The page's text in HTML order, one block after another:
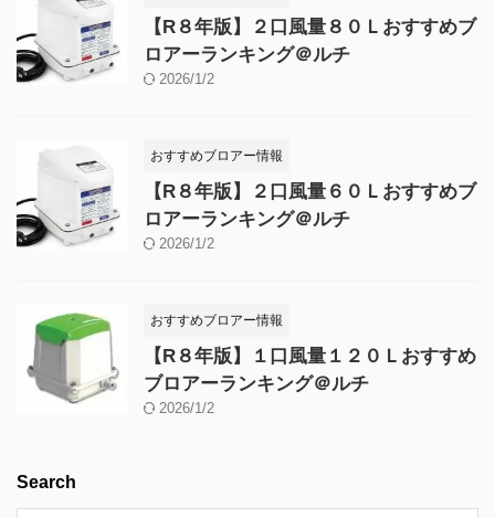
【R８年版】２口風量８０Ｌおすすめブ
ロアーランキング＠ルチ
2026/1/2
おすすめブロアー情報
【R８年版】２口風量６０Ｌおすすめブ
ロアーランキング＠ルチ
2026/1/2
おすすめブロアー情報
【R８年版】１口風量１２０Ｌおすすめ
ブロアーランキング＠ルチ
2026/1/2
Search